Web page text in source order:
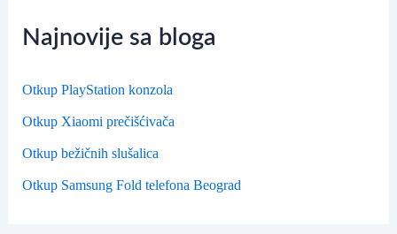
Najnovije sa bloga
Otkup PlayStation konzola
Otkup Xiaomi prečišćivača
Otkup bežičnih slušalica
Otkup Samsung Fold telefona Beograd